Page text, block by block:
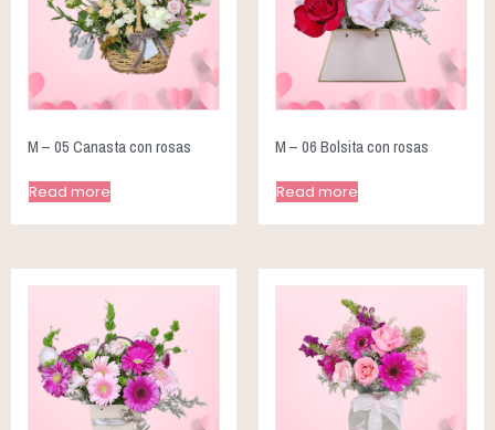
M – 05 Canasta con rosas
Read more
M – 06 Bolsita con rosas
Read more